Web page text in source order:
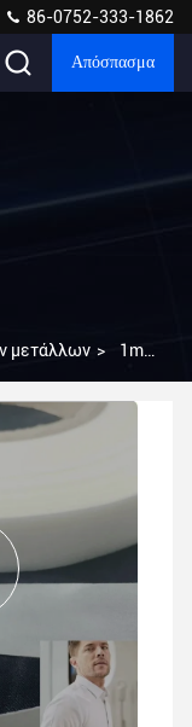
86-0752-333-1862
Απόσπασμα
μετάλλων > 1m